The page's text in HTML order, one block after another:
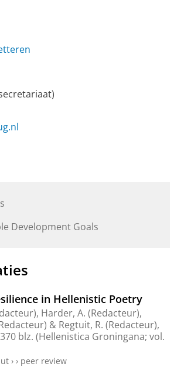
Development Goals
in Hellenistic Poetry
Harder, A. (Redacteur),
& Regtuit, R. (Redacteur),
370 blz. (Hellenistica Groningana; vol.
› › peer review